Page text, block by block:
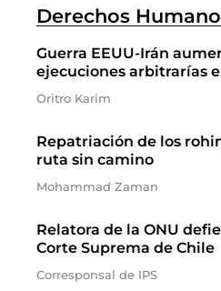
Derechos
Guerra EEUU-Irán
ejecuciones arbitrarías
Oritro Karim
Repatriación de los
ruta sin camino
Mohammad Zaman
Relatora de la ONU
Corte Suprema de Chile
Corresponsal de IPS